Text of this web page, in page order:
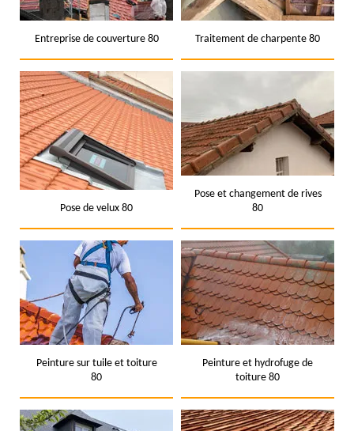
Entreprise de couverture 80 Traitement de charpente 80
Pose de velux 80
Pose et changement de rives
80
Peinture sur tuile et toiture
80
Peinture et hydrofuge de
toiture 80